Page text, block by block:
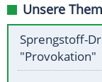
Unsere
Sprengstoff-
"Provokation"